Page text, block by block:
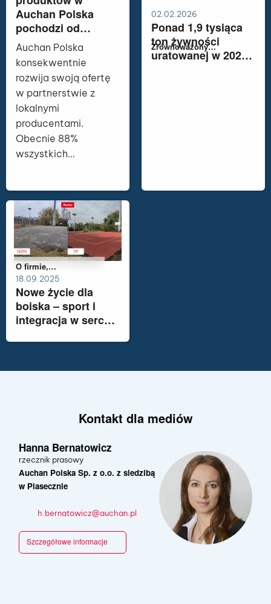
Auchan Polska
pochodzi od
krajowych
dostawców
Auchan Polska
konsekwentnie
rozwija swoją ofertę
w partnerstwie z
lokalnymi
producentami.
Obecnie 88%
wszystkich
sklepach sieci
pochodzi od polskich
dostawców, a w
kategoriach świeżej
żywności, takich jak
drób, wieprzowina
czy wyroby
cukiernicze, udział
ten wynosi 100%. ...
czytaj więcej
Należy do kategorii:
Zrównoważony
rozwój
02.02.2026
Ponad 1,9 tysiąca
ton żywności
uratowanej w 2025
Należy do kategorii:
O firmie,
Zrównoważony
rozwój
18.09.2025
Nowe życie dla
boiska – sport i
integracja w sercu
Kontakt dla mediów
Hanna Bernatowicz
rzecznik prasowy
Auchan Polska Sp. z o.o. z siedzibą
w Piasecznie
h.bernatowicz@auchan.pl
Szczegółowe informacje